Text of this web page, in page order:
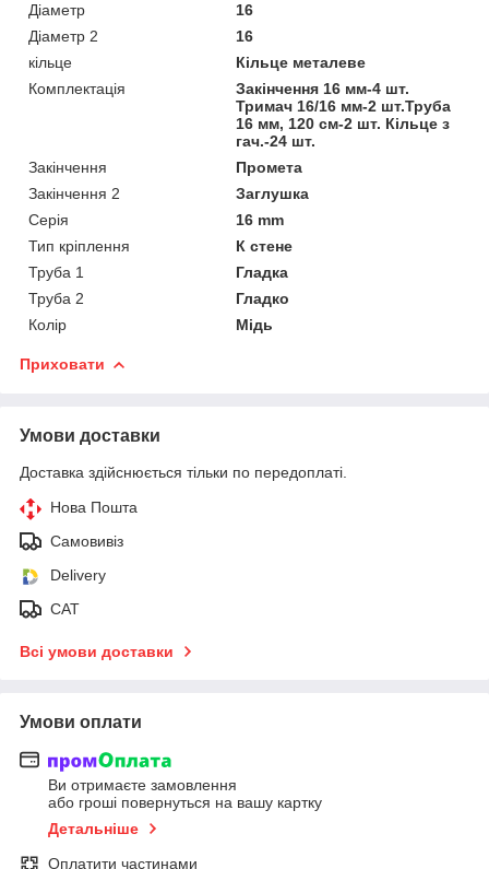
Діаметр
16
Діаметр 2
16
кільце
Кільце металеве
Комплектація
Закінчення 16 мм-4 шт.
Тримач 16/16 мм-2 шт.Труба
16 мм, 120 см-2 шт. Кільце з
гач.-24 шт.
Закінчення
Промета
Закінчення 2
Заглушка
Серія
16 mm
Тип кріплення
К стене
Труба 1
Гладка
Труба 2
Гладко
Колір
Мідь
Приховати
Умови доставки
Доставка здійснюється тільки по передоплаті.
Нова Пошта
Самовивіз
Delivery
САТ
Всі умови доставки
Умови оплати
Ви отримаєте замовлення
або гроші повернуться на вашу картку
Детальніше
Оплатити частинами